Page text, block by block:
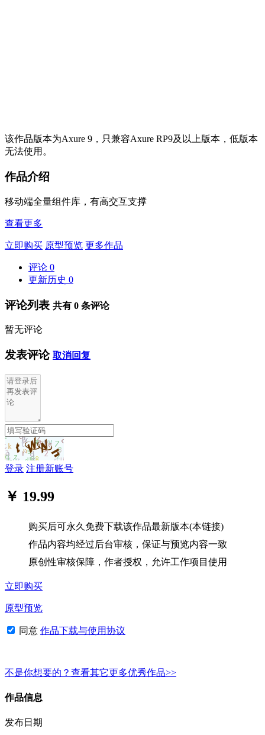
该作品版本为Axure 9，只兼容Axure RP9及以上版本，低版本
无法使用。
作品介绍
移动端全量组件库，有高交互支撑
查看更多
立即购买 原型预览 更多作品
评论 0
更新历史 0
评论列表 共有 0 条评论
暂无评论
发表评论 取消回复
登录 注册新账号
￥ 19.99
购买后可永久免费下载该作品最新版本(本链接)
作品内容均经过后台审核，保证与预览内容一致
原创性审核保障，作者授权，允许工作项目使用
立即购买
原型预览
同意 作品下载与使用协议
不是你想要的？查看其它更多优秀作品>>
作品信息
发布日期